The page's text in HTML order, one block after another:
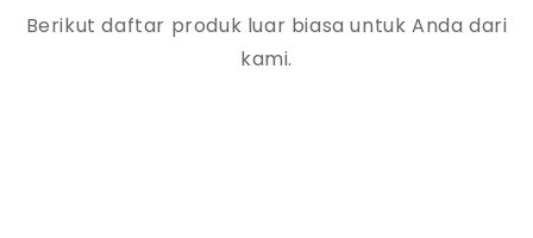
Berikut daftar produk luar biasa untuk Anda dari
kami.